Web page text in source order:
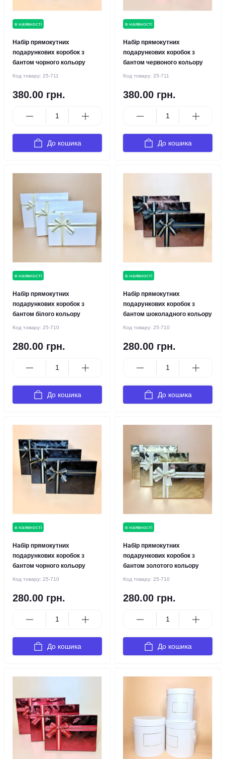
в наявності
Набір прямокутних
подарункових коробок з
бантом чорного кольору
Код товару: 25-711
380.00 грн.
До кошика
в наявності
Набір прямокутних
подарункових коробок з
бантом червоного кольору
Код товару: 25-711
380.00 грн.
До кошика
в наявності
Набір прямокутних
подарункових коробок з
бантом білого кольору
Код товару: 25-710
280.00 грн.
До кошика
в наявності
Набір прямокутних
подарункових коробок з
бантом шоколадного кольору
Код товару: 25-710
280.00 грн.
До кошика
в наявності
Набір прямокутних
подарункових коробок з
бантом чорного кольору
Код товару: 25-710
280.00 грн.
До кошика
в наявності
Набір прямокутних
подарункових коробок з
бантом золотого кольору
Код товару: 25-710
280.00 грн.
До кошика